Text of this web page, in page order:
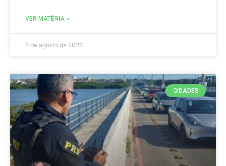
VER MATÉRIA »
5 de agosto de 2026
CIDADES